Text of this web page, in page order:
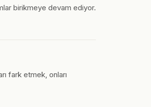
birikmeye devam ediyor.
fark etmek, onları